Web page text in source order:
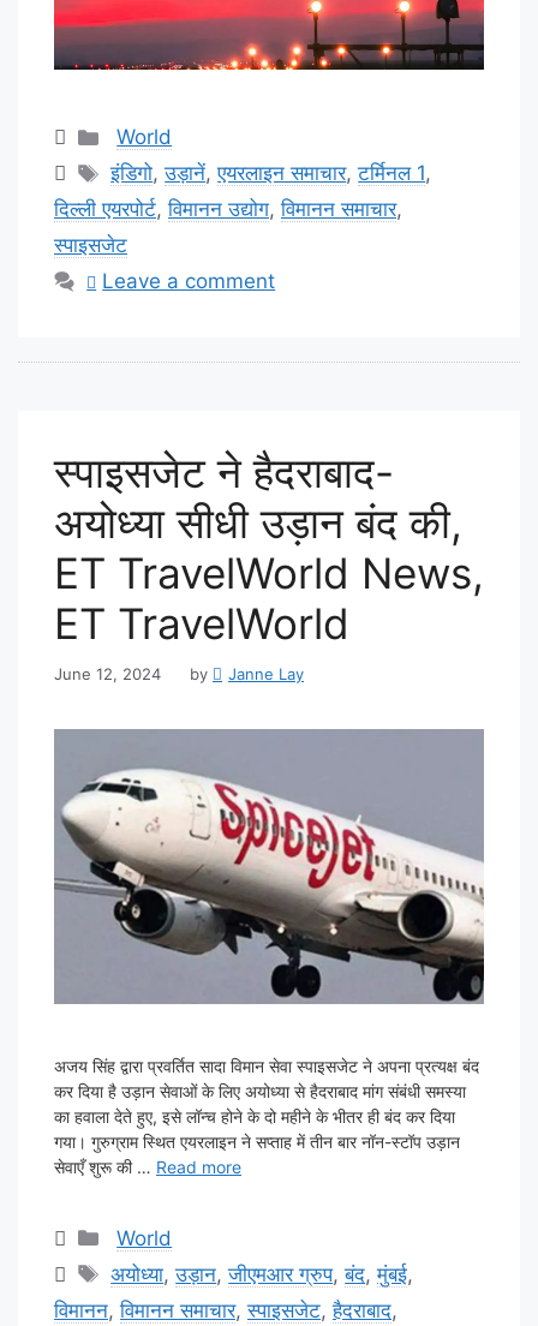
Categories
World
Tags
इंडिगो,उड़ानें,एयरलाइन समाचार,टर्मिनल 1,
दिल्ली एयरपोर्ट,विमानन उद्योग,विमानन समाचार,
स्पाइसजेट
Leave a comment
स्पाइसजेट ने हैदराबाद-
अयोध्या सीधी उड़ान बंद की,
ET TravelWorld News,
ET TravelWorld
June 12, 2024 by Janne Lay
अजय सिंह द्वारा प्रवर्तित सादा विमान सेवा स्पाइसजेट ने अपना प्रत्यक्ष बंद
कर दिया है उड़ान सेवाओं के लिए अयोध्या से हैदराबाद मांग संबंधी समस्या
का हवाला देते हुए, इसे लॉन्च होने के दो महीने के भीतर ही बंद कर दिया
गया। गुरुग्राम स्थित एयरलाइन ने सप्ताह में तीन बार नॉन-स्टॉप उड़ान
सेवाएँ शुरू की … Read more
Categories
World
Tags
अयोध्या,उड़ान,जीएमआर ग्रुप,बंद,मुंबई,
विमानन,विमानन समाचार,स्पाइसजेट,हैदराबाद,